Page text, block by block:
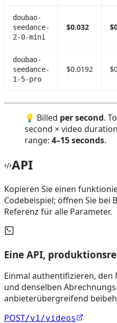
doubao-
seedance-
2-0-mini
$0.032
doubao-
seedance-
1-5-pro
$0.0192
💡 Billed per second.
second × video
range: 4–15 seconds.
API
Kopieren Sie einen
Codebeispiel; öffnen Sie bei
Referenz für alle Parameter.
Eine API,
Einmal authentifizieren,
und denselben
anbieterübergreifend
POST/v1/videos